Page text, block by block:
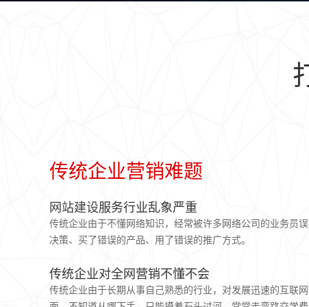
传统企业营销难题
网站建设服务行业乱象严重
传统企业由于不懂网络知识，经常被许多网络公司的业务员
决策、买了错误的产品、用了错误的推广方式。
传统企业对全网营销不懂不会
传统企业由于长期从事自己熟悉的行业，对发展迅速的互联